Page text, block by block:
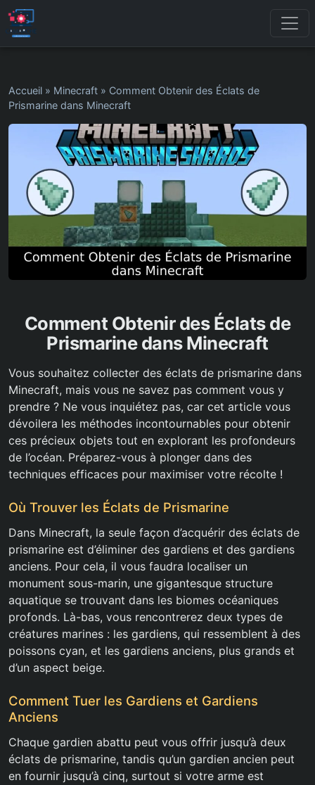
Accueil » Minecraft » Comment Obtenir des Éclats de
Prismarine dans Minecraft
Comment Obtenir des Éclats de
Prismarine dans Minecraft
Vous souhaitez collecter des éclats de prismarine dans
Minecraft, mais vous ne savez pas comment vous y
prendre ? Ne vous inquiétez pas, car cet article vous
dévoilera les méthodes incontournables pour obtenir
ces précieux objets tout en explorant les profondeurs
de l’océan. Préparez-vous à plonger dans des
techniques efficaces pour maximiser votre récolte !
Où Trouver les Éclats de Prismarine
Dans Minecraft, la seule façon d’acquérir des éclats de
prismarine est d’éliminer des gardiens et des gardiens
anciens. Pour cela, il vous faudra localiser un
monument sous-marin, une gigantesque structure
aquatique se trouvant dans les biomes océaniques
profonds. Là-bas, vous rencontrerez deux types de
créatures marines : les gardiens, qui ressemblent à des
poissons cyan, et les gardiens anciens, plus grands et
d’un aspect beige.
Comment Tuer les Gardiens et Gardiens
Anciens
Chaque gardien abattu peut vous offrir jusqu’à deux
éclats de prismarine, tandis qu’un gardien ancien peut
en fournir jusqu’à cinq, surtout si votre arme est